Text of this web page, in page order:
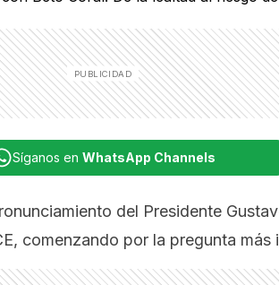
Síganos en WhatsApp Channels
del Presidente
comenzando por la pregunta más